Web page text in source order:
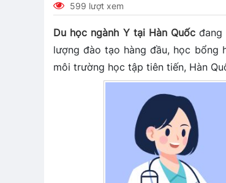
599 lượt xem
Du học ngành Y tại Hàn Quốc đang
lượng đào tạo hàng đầu, học bổng
môi trường học tập tiên tiến, Hàn